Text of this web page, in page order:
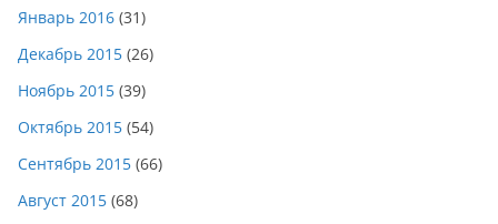
Январь 2016 (31)
Декабрь 2015 (26)
Ноябрь 2015 (39)
Октябрь 2015 (54)
Сентябрь 2015 (66)
Август 2015 (68)